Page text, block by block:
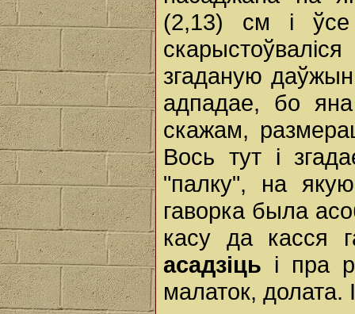
(2,13) см і
згаданую
адпадае, бо
скажам,
Вось тут і
"палку", на
гаворка была
касу да касся
асадзіць і пра
малаток, долата.